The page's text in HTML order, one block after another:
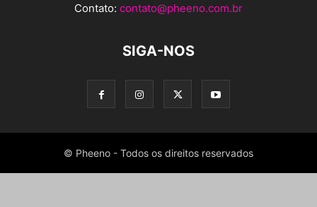
Contato: contato@pheeno.com.br
SIGA-NOS
© Pheeno - Todos os direitos reservados